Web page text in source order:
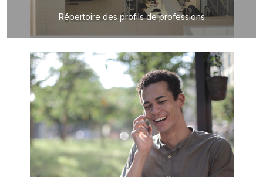
Répertoire des profils de professions